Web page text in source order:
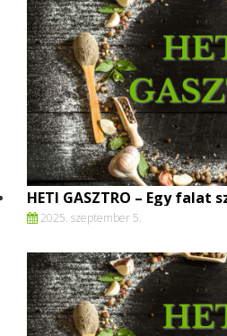
HETI GASZTRO – Egy falat
2025. szeptember 5.